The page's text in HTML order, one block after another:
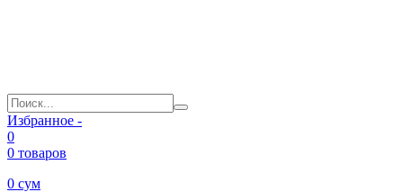
Избранное -
0
0 товаров
0 сум